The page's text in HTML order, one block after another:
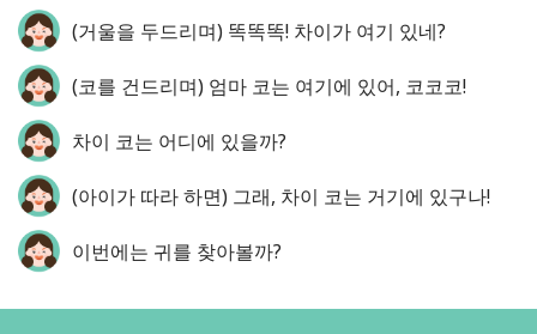
(거울을 두드리며) 똑똑똑! 차이가 여기 있네?
(코를 건드리며) 엄마 코는 여기에 있어, 코코코!
차이 코는 어디에 있을까?
(아이가 따라 하면) 그래, 차이 코는 거기에 있구나!
이번에는 귀를 찾아볼까?